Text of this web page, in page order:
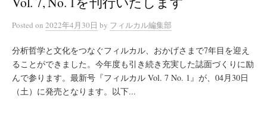
Posted on 2022年4月30日 by フィルカル編集部
分析哲学と文化をつなぐフィルカル、おかげさまで7年目を迎え
ることができました。今年度も引き続き充実した誌面づくりに励
んで参ります。最新号『フィルカル Vol. 7 No. 1』が、04月30日
（土）に発売となります。以下...